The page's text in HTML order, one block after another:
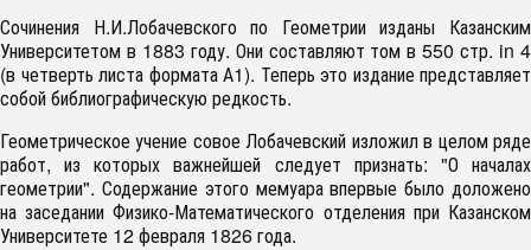
Сочинения Н.И.Лобачевского по Геометрии изданы Казанским
Университетом в 1883 году. Они составляют том в 550 стр. in 4
(в четверть листа формата А1). Теперь это издание представляет
собой библиографическую редкость.
Геометрическое учение совое Лобачевский изложил в целом ряде
работ, из которых важнейшей следует признать: "О началах
геометрии". Содержание этого мемуара впервые было доложено
на заседании Физико-Математического отделения при Казанском
Университете 12 февраля 1826 года.